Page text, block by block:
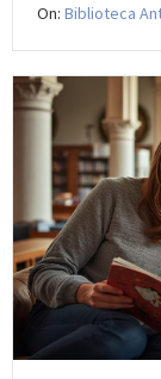
On: Biblioteca